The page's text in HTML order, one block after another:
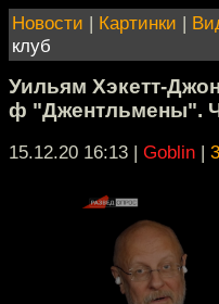
Новости | Картинки |
клуб
Уильям Хэкетт-
ф "Джентльмены".
15.12.20 16:13 | Goblin |